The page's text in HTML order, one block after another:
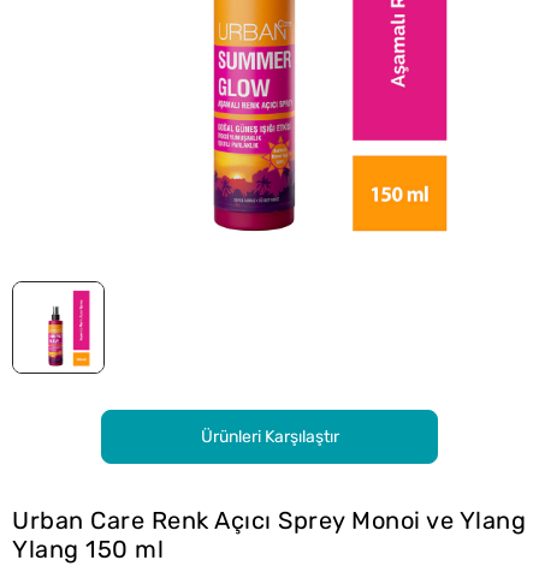
Ürünleri Karşılaştır
Urban Care Renk Açıcı Sprey Monoi ve Ylang
Ylang 150 ml